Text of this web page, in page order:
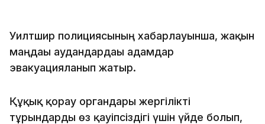
Уилтшир полициясының хабарлауынша, жақын
маңдағы аудандардағы адамдар
эвакуацияланып жатыр.
Құқық қорғау органдары жергілікті
тұрғындарды өз қауіпсіздігі үшін үйде болып,